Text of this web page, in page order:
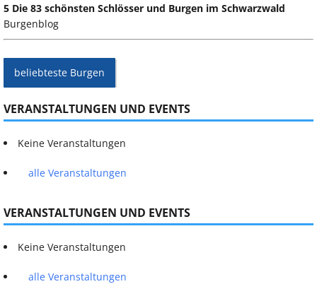
5 Die 83 schönsten Schlösser und Burgen im Schwarzwald
Burgenblog
beliebteste Burgen
VERANSTALTUNGEN UND EVENTS
Keine Veranstaltungen
alle Veranstaltungen
VERANSTALTUNGEN UND EVENTS
Keine Veranstaltungen
alle Veranstaltungen